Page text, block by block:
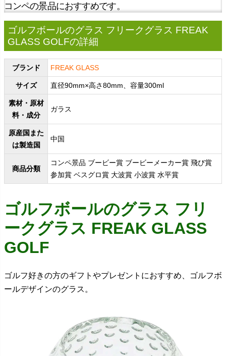
コンペの景品におすすめです。
ゴルフボールのグラス フリークグラス FREAK
GLASS GOLFの詳細
ブランド FREAK GLASS
サイズ 直径90mm×高さ80mm、容量300ml
素材・原材
料・成分
ガラス
原産国また
は製造国
中国
商品分類
コンペ景品 ブービー賞 ブービーメーカー賞 飛び賞
参加賞 ベスグロ賞 大波賞 小波賞 水平賞
ゴルフボールのグラス フリ
ークグラス FREAK GLASS
GOLF
ゴルフ好きの方のギフトやプレゼントにおすすめ、ゴルフボ
ールデザインのグラス。